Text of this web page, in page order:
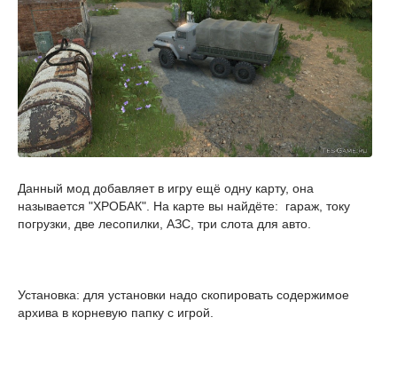
Данный мод добавляет в игру ещё одну карту, она
называется "ХРОБАК". На карте вы найдёте: гараж, току
погрузки, две лесопилки, АЗС, три слота для авто.
Установка: для установки надо скопировать содержимое
архива в корневую папку с игрой.